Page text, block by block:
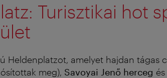
Turisztikai hot
Heldenplatzot, amelyet hajdan tágas
meg), Savoyai Jenő herceg és